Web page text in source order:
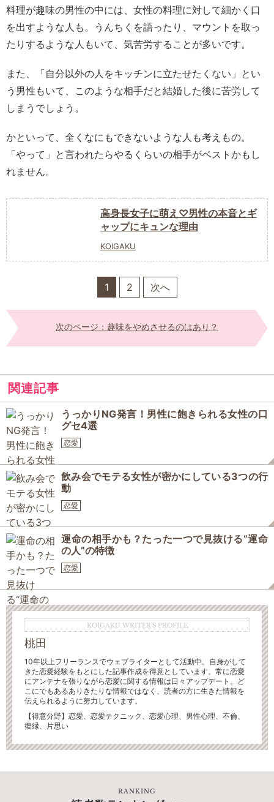
料理が趣味の男性の中には、女性の料理に対して細かく口
を出すような人も。うんちくを語ったり、マウントを取っ
たりするような人もいて、気苦労することが多いです。
また、「自分以外の人をキッチンに立たせたくない」とい
う男性もいて、このような相手だと結婚した後に苦労して
しまうでしょう。
かといって、全くなにもできないような人も考えもの。
「やって」と言われたらやるくらいの相手がベストかもし
れません。
高身長女子に萌え♡男性の本音とギ
ャップにキュンな理由
KOIGAKU
1 2 次へ
次のページ：趣味をやめさせるのはあり？
関連記事
うっかりNG発言！男性に飽きられる女性の口
グセ4選
恋愛
飲み会でモテる女性が密かにしている3つの行
動
恋愛
運命の相手かも？たった一つで見抜ける“運命
の人”の特徴
恋愛
KOIGAKU WRITER'S PROFILE
桃田
10年以上フリーランスでウェブライターとして活動中。自身がして
きた恋愛経験をもとにした記事作成を得意としています。常に恋愛
にアンテナを張りながら恋愛に関する情報は日々アップデート。ど
こにでもあるありきたりな情報ではなく、読者の方に生きた情報を
伝えられるように努力しています。
【得意分野】恋愛、恋愛テクニック、恋愛心理、男性心理、不倫、
復縁、片思い
RANKING